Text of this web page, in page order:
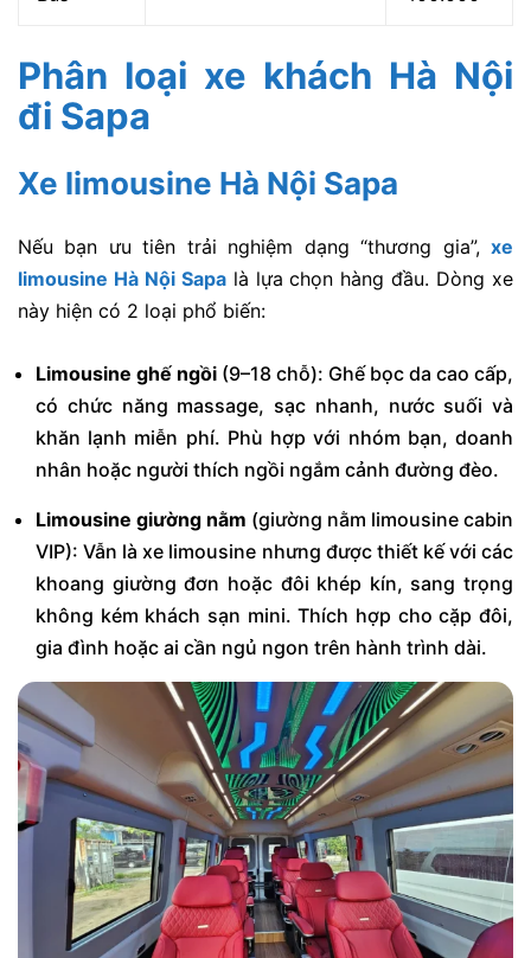
Phân loại xe khách Hà Nội
đi Sapa
Xe limousine Hà Nội Sapa
Nếu bạn ưu tiên trải nghiệm dạng “thương gia”, xe
limousine Hà Nội Sapalà lựa chọn hàng đầu. Dòng xe
này hiện có 2 loại phổ biến:
Limousine ghế ngồi (9–18 chỗ): Ghế bọc da cao cấp,
có chức năng massage, sạc nhanh, nước suối và
khăn lạnh miễn phí. Phù hợp với nhóm bạn, doanh
nhân hoặc người thích ngồi ngắm cảnh đường đèo.
Limousine giường nằm (giường nằm limousine cabin
VIP): Vẫn là xe limousine nhưng được thiết kế với các
khoang giường đơn hoặc đôi khép kín, sang trọng
không kém khách sạn mini. Thích hợp cho cặp đôi,
gia đình hoặc ai cần ngủ ngon trên hành trình dài.